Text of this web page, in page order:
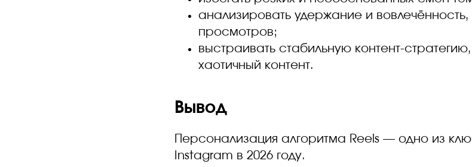
анализировать удержание и вовлечённость,
просмотров;
выстраивать стабильную контент-
хаотичный контент.
Вывод
Персонализация алгоритма Reels — одно из
Instagram в 2026 году.